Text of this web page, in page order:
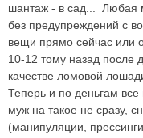
шантаж - в сад... Любая
без предупреждений с
вещи прямо сейчас или
10-12 тому назад после
качестве ломовой
Теперь и по деньгам
муж на такое не сразу,
(манипуляции,